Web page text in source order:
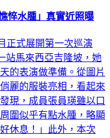
悴水腫」真實近照曝
正式展開第一次巡演
站馬來西亞吉隆坡，她
的表演做準備。從圖片
麗的服裝亮相，看起來
現，成員張員瑛雖以口
圍似乎有點水腫，略顯
休息！」此外，本次